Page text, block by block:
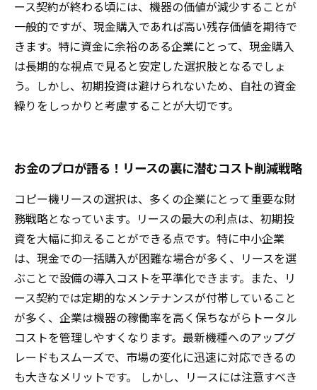
ース契約が終わる頃には、機器の価値が減少することが
一般的ですが、現金購入であれば高い残存価値を期待で
きます。特に資金に余裕のある企業にとって、現金購入
は長期的な視点で見ると安定した選択肢となるでしょ
う。しかし、初期投資は避けられないため、自社の資金
繰りをしっかりと考慮することが大切です。
お金のプロが語る！リースの裏に潜むコスト削減戦略
コピー機リースの選択は、多くの企業にとって重要な財
務戦略となっています。リースの最大の利点は、初期投
資を大幅に抑えることができる点です。特に中小企業
は、現金での一括購入が困難な場合が多く、リースを選
ぶことで設備の導入コストを平準化できます。また、リ
ース契約では定期的なメンテナンスが付帯していること
が多く、企業は機器の稼働率を高く保ちながらトータル
コストを管理しやすくなります。最新機種へのアップグ
レードもスムーズで、市場の変化に迅速に対応できるの
も大きなメリットです。 しかし、リースには注意すべき